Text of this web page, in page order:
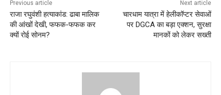
Previous article
राजा रघुवंशी हत्याकांड: ढाबा मालिक
की आंखों देखी, फफक-फफक कर
क्यों रोई सोनम?
Next article
चारधाम यात्रा में हेलीकॉप्टर सेवाओं
पर DGCA का बड़ा एक्शन, सुरक्षा
मानकों को लेकर सख्ती